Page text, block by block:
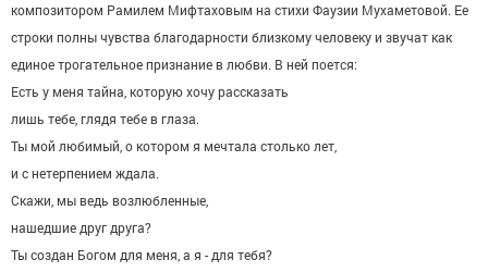
композитором Рамилем Мифтаховым на стихи Фаузии Мухаметовой. Ее
строки полны чувства благодарности близкому человеку и звучат как
единое трогательное признание в любви. В ней поется:
Есть у меня тайна, которую хочу рассказать
лишь тебе, глядя тебе в глаза.
Ты мой любимый, о котором я мечтала столько лет,
и с нетерпением ждала.
Скажи, мы ведь возлюбленные,
нашедшие друг друга?
Ты создан Богом для меня, а я - для тебя?